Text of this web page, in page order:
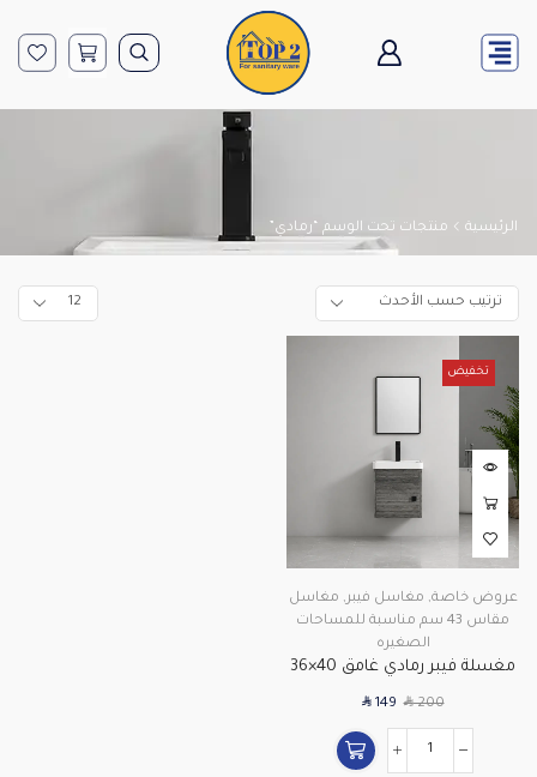
الرئيسية منتجات تحت الوسم “رمادي”
تخفيض
عروض خاصة, مغاسل فيبر , مغاسل
مقاس 43 سم مناسبة للمساحات
الصغيره
مغسلة فيبر رمادي غامق 40×36
SAR200
SAR149